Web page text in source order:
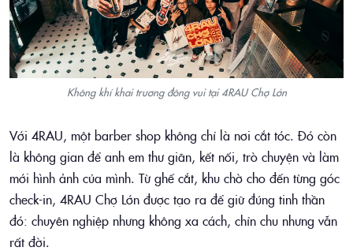
Không khí khai trương đông vui tại 4RAU Chợ Lớn
Với 4RAU, một barber shop không chỉ là nơi cắt tóc. Đó còn
là không gian để anh em thư giãn, kết nối, trò chuyện và làm
mới hình ảnh của mình. Từ ghế cắt, khu chờ cho đến từng góc
check-in, 4RAU Chợ Lớn được tạo ra để giữ đúng tinh thần
đó: chuyên nghiệp nhưng không xa cách, chỉn chu nhưng vẫn
rất đời.